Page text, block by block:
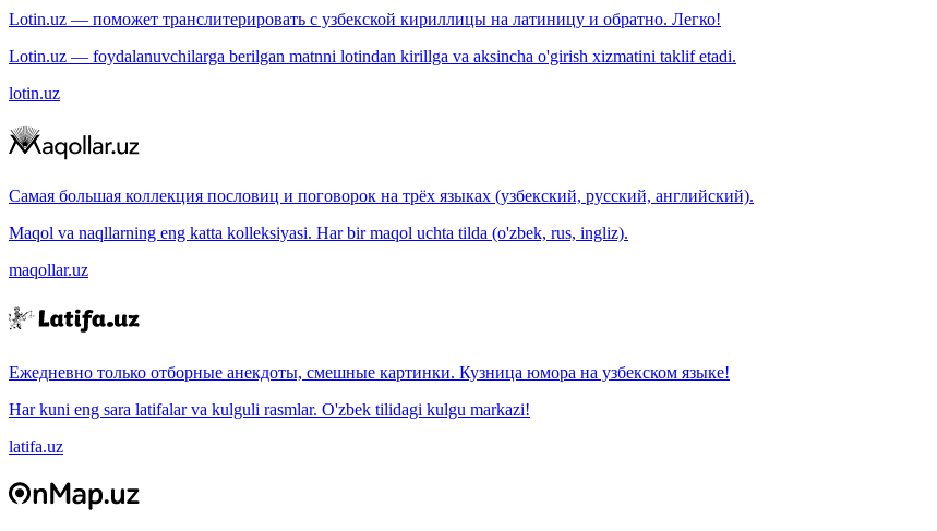
Lotin.uz — поможет транслитерировать с узбекской кириллицы на латиницу и обратно. Легко!
Lotin.uz — foydalanuvchilarga berilgan matnni lotindan kirillga va aksincha o'girish xizmatini taklif etadi.
lotin.uz
Самая большая коллекция пословиц и поговорок на трёх языках (узбекский, русский, английский).
Maqol va naqllarning eng katta kolleksiyasi. Har bir maqol uchta tilda (o'zbek, rus, ingliz).
maqollar.uz
Ежедневно только отборные анекдоты, смешные картинки. Кузница юмора на узбекском языке!
Har kuni eng sara latifalar va kulguli rasmlar. O'zbek tilidagi kulgu markazi!
latifa.uz